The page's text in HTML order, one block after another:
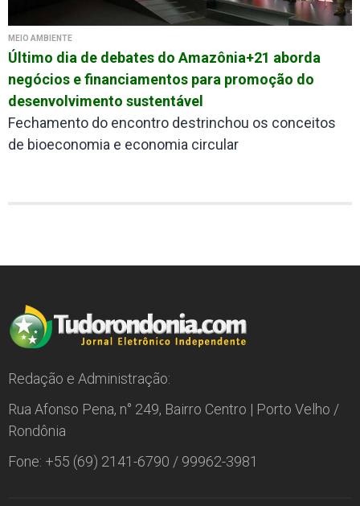
MEIO AMBIENTE
Último dia de debates do Amazônia+21 aborda
negócios e financiamentos para promoção do
desenvolvimento sustentável
Fechamento do encontro destrinchou os conceitos
de bioeconomia e economia circular
Redação e Administração:
Rua Afonso Pena, n° 249, Bairro Centro | Porto Velho /
Rondônia
Fone: +55 (69) 2141-6790 / 99962-3981